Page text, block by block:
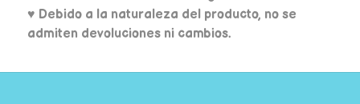
♥ Debido a la naturaleza del producto, no se
admiten devoluciones ni cambios.